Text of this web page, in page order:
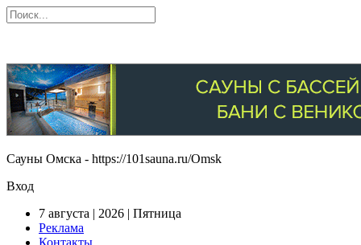
Сауны Омска - https://101sauna.ru/Omsk
Вход
7 августа | 2026 | Пятница
Реклама
Контакты